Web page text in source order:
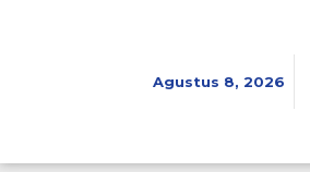
Agustus 8, 2026